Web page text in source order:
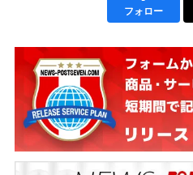
フォロー